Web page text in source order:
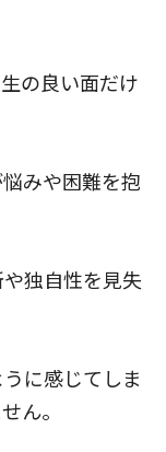
の良い面だけ
みや困難を抱
独自性を見失
に感じてしま
ん。